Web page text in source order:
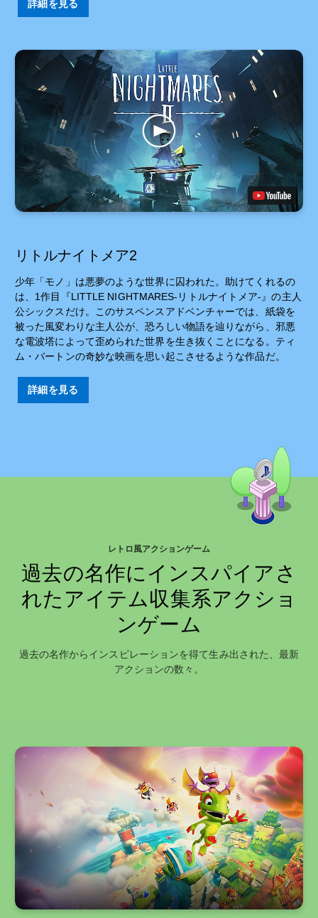
詳細を見る
リトルナイトメア2
少年「モノ」は悪夢のような世界に囚われた。助けてくれるの
は、1作目『LITTLE NIGHTMARES-リトルナイトメア-』の主人
公シックスだけ。このサスペンスアドベンチャーでは、紙袋を
被った風変わりな主人公が、恐ろしい物語を辿りながら、邪悪
な電波塔によって歪められた世界を生き抜くことになる。ティ
ム・バートンの奇妙な映画を思い起こさせるような作品だ。
詳細を見る
レトロ風アクションゲーム
過去の名作にインスパイアさ
れたアイテム収集系アクショ
ンゲーム
過去の名作からインスピレーションを得て生み出された、最新
アクションの数々。